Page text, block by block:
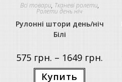
Всі товари, Тканеві ролети,
Ролети день ніч
Рулонні штори день/ніч
Білі
575 грн. – 1649 грн.
Купить Цей